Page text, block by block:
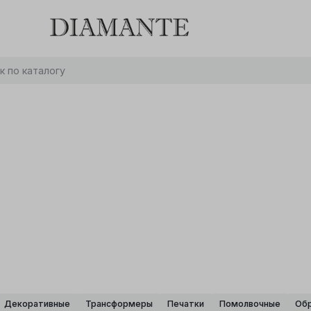
0 : 0 0
Декоративные Трансформеры Печатки Помолвочные